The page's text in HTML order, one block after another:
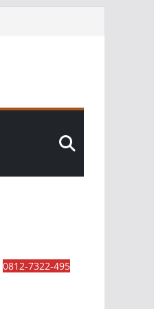
0812-7322-495